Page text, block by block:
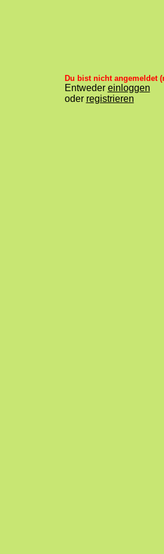
Du bist nicht angemeldet
Entweder einloggen
oder registrieren